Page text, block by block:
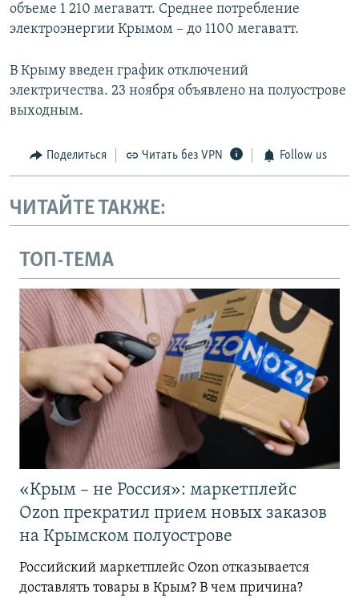
объеме 1 210 мегаватт. Среднее потребление
электроэнергии Крымом – до 1100 мегаватт.
В Крыму введен график отключений
электричества. 23 ноября объявлено на полуострове
выходным.
Поделиться Читать без VPN Follow us
ЧИТАЙТЕ ТАКЖЕ:
ТОП-ТЕМА
«Крым – не Россия»: маркетплейс
Ozon прекратил прием новых заказов
на Крымском полуострове
Российский маркетплейс Ozon отказывается
доставлять товары в Крым? В чем причина?